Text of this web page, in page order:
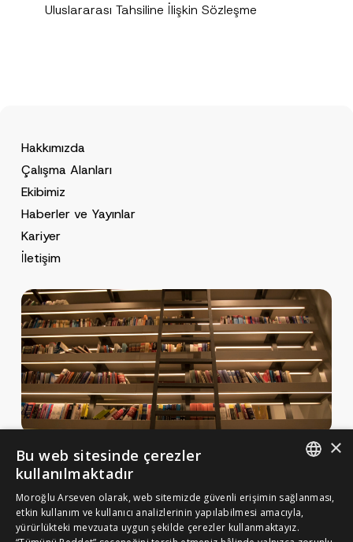
Uluslararası Tahsiline İlişkin Sözleşme
Hakkımızda
Çalışma Alanları
Ekibimiz
Haberler ve Yayınlar
Kariyer
İletişim
Haberler ve Yayınlar
MA Gazette
Kariyer
TURKISH
×
Bu web sitesinde çerezler
kullanılmaktadır
Moroğlu Arseven olarak, web sitemizde güvenli erişimin sağlanması,
etkin kullanım ve kullanıcı analizlerinin yapılabilmesi amacıyla,
yürürlükteki mevzuata uygun şekilde çerezler kullanmaktayız.